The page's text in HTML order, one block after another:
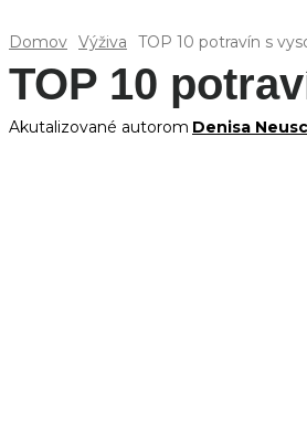
Domov Výživa TOP 10 potravín s
TOP 10
Akutalizované autorom Denisa